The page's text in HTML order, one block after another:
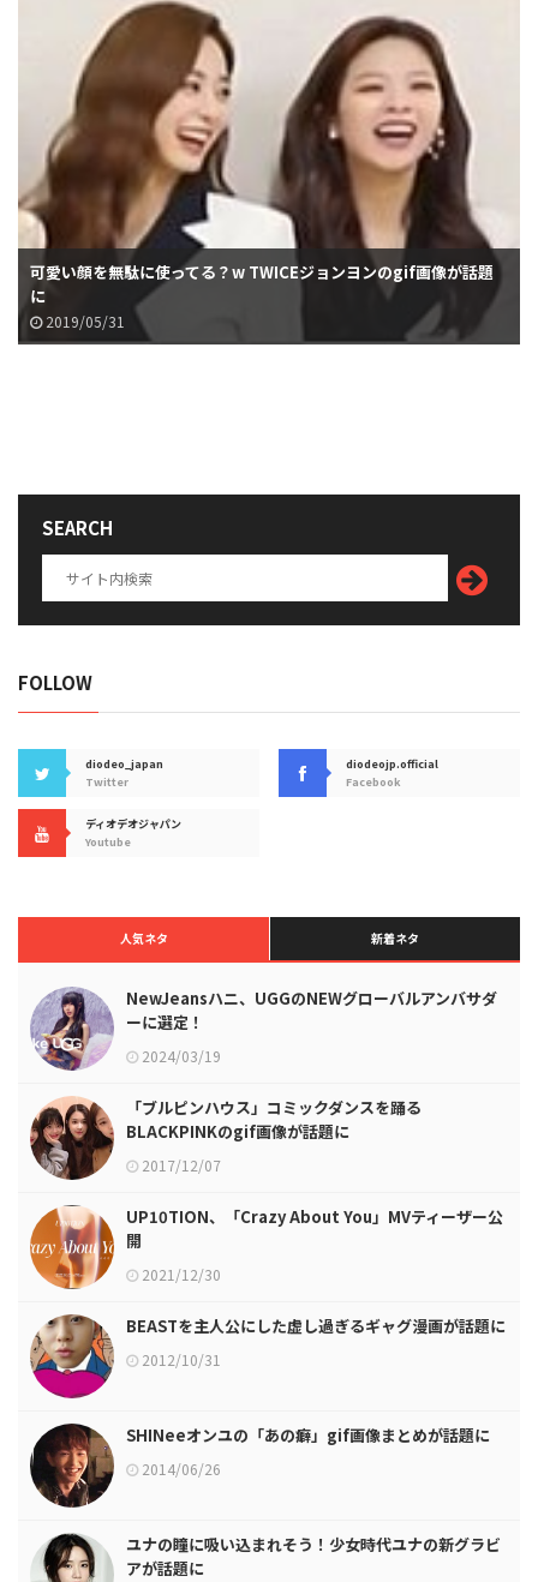
可愛い顔を無駄に使ってる？w TWICEジョンヨンのgif画像が話題
に
2019/05/31
SEARCH
FOLLOW
diodeo_japan
Twitter
diodeojp.official
Facebook
ディオデオジャパン
Youtube
人気ネタ 新着ネタ
NewJeansハニ、UGGのNEWグローバルアンバサダ
ーに選定！
2024/03/19
「ブルピンハウス」コミックダンスを踊る
BLACKPINKのgif画像が話題に
2017/12/07
UP10TION、「Crazy About You」MVティーザー公
開
2021/12/30
BEASTを主人公にした虚し過ぎるギャグ漫画が話題に
2012/10/31
SHINeeオンユの「あの癖」gif画像まとめが話題に
2014/06/26
ユナの瞳に吸い込まれそう！少女時代ユナの新グラビ
アが話題に